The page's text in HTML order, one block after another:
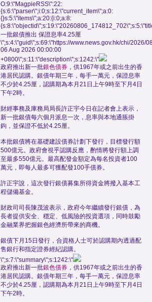
O:9:\"MagpieRSS\":22:
{s:6:\"parser\";i:0;s:12:\"current_item\";a:0:
{}s:5:\"items\";a:20:{i:0;a:8:
一批銀債推出 保證息率4.25厘
\";s:4:\"guid\";s:69:\"https://www.news.gov.hk/chi/
06 Aug 2026 00:00:00
+0800\";s:11:\"description\";s:1242:\"
政府推出新一批銀色債券 ，供1967年或之前出生的香
港居民認購。銀債年期三年，每手一萬元，保證息率
不少於4.25厘，認購期為本月21日上午9時至下月4日
下午2時。
財經事務及庫務局局長許正宇今日在記者會上表示，
新一批銀債每六個月派息一次，息率與本地通脹掛
鉤，並保證不低於4.25厘。
本批銀債將在基礎建設債券計劃下發行，目標發行額
500億元。政府會視乎認購反應，酌情將發行額上調
至最多550億元。最高配發金額定為每名投資者100
萬元，即每人最多可獲配發100手債券。
許正宇說，這次發行銀債募集所得資金將撥入基本工
程儲備基金。
財政司司長陳茂波表示，政府今年繼續發行銀債，為
長者提供安全、穩定、低風險的投資選項，同時鼓勵
金融業界把握銀色經濟所帶來的商機。
銀債下月15日發行，合資格人士可於認購期內透過配
售銀行和指定證券經紀認購。
\";s:7:\"summary\";s:1242:\"
政府推出新一批銀色債券 ，供1967年或之前出生的香
港居民認購。銀債年期三年，每手一萬元，保證息率
不少於4.25厘，認購期為本月21日上午9時至下月4日
下午2時。